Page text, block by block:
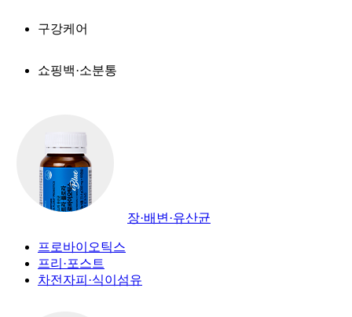
구강케어
쇼핑백·소분통
장·배변·유산균
프로바이오틱스
프리·포스트
차전자피·식이섬유